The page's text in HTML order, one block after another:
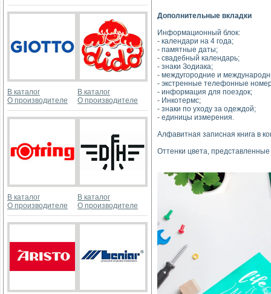
В каталог
О производителе
В каталог
О производителе
В каталог
О производителе
В каталог
О производителе
Дополнительные вкладки
Информационный блок:
- календари на 4 года;
- памятные даты;
- свадебный календарь;
- знаки Зодиака;
- междугородние и
- экстренные телефонные
- информация для поездок;
- Инкотермс;
- знаки по уходу за одеждой;
- единицы измерения.
Алфавитная записная книга в
Оттенки цвета,